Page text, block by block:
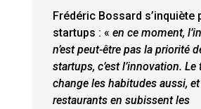
Frédéric Bossard s’inquiète
startups : « en ce moment,
n’est peut-être pas la priorité
startups, c’est l’innovation.
change les habitudes aussi,
restaurants en subissent les